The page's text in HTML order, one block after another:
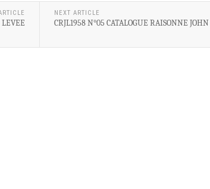
LEVEE
NEXT ARTICLE
CRJL1958 N°05 CATALOGUE RAISONNE